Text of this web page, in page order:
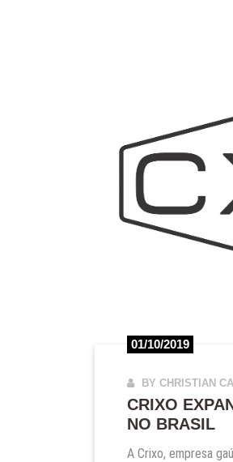
01/10/2019
BY CHRISTIAN
CRIXO
NO BRASIL
A Crixo, empresa